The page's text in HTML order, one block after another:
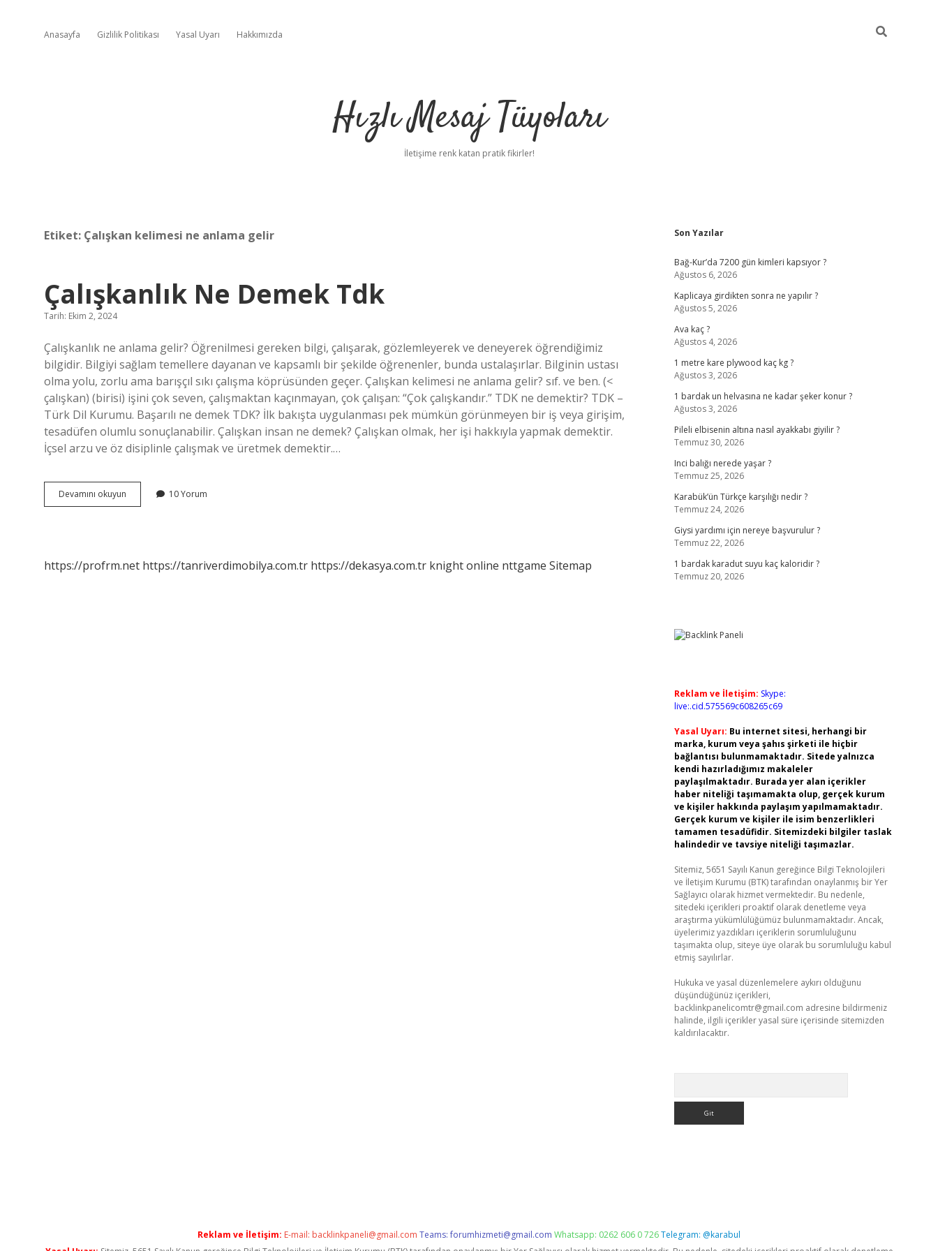
Anasayfa Gizlilik Politikası Yasal Uyarı Hakkımızda
Hızlı Mesaj Tüyoları
İletişime renk katan pratik fikirler!
Etiket: Çalışkan kelimesi ne anlama gelir
Çalışkanlık Ne Demek Tdk
Tarih: Ekim 2, 2024
Çalışkanlık ne anlama gelir? Öğrenilmesi gereken bilgi, çalışarak, gözlemleyerek ve deneyerek öğrendiğimiz
bilgidir. Bilgiyi sağlam temellere dayanan ve kapsamlı bir şekilde öğrenenler, bunda ustalaşırlar. Bilginin ustası
olma yolu, zorlu ama barışçıl sıkı çalışma köprüsünden geçer. Çalışkan kelimesi ne anlama gelir? sıf. ve ben. (<
çalışkan) (birisi) işini çok seven, çalışmaktan kaçınmayan, çok çalışan: “Çok çalışkandır.” TDK ne demektir? TDK –
Türk Dil Kurumu. Başarılı ne demek TDK? İlk bakışta uygulanması pek mümkün görünmeyen bir iş veya girişim,
tesadüfen olumlu sonuçlanabilir. Çalışkan insan ne demek? Çalışkan olmak, her işi hakkıyla yapmak demektir.
İçsel arzu ve öz disiplinle çalışmak ve üretmek demektir.…
Devamını okuyun Çalışkanlık
Ne
10 Yorum
https://profrm.net https://tanriverdimobilya.com.tr https://dekasya.com.tr knight online nttgame Sitemap
Sidebar
Son Yazılar
Bağ-Kur’da 7200 gün kimleri kapsıyor ?
Ağustos 6, 2026
Kaplicaya girdikten sonra ne yapılır ?
Ağustos 5, 2026
Ava kaç ?
Ağustos 4, 2026
1 metre kare plywood kaç kg ?
Ağustos 3, 2026
1 bardak un helvasına ne kadar şeker konur ?
Ağustos 3, 2026
Pileli elbisenin altına nasıl ayakkabı giyilir ?
Temmuz 30, 2026
Inci balığı nerede yaşar ?
Temmuz 25, 2026
Karabük’ün Türkçe karşılığı nedir ?
Temmuz 24, 2026
Giysi yardımı için nereye başvurulur ?
Temmuz 22, 2026
1 bardak karadut suyu kaç kaloridir ?
Temmuz 20, 2026
Reklam ve İletişim: Skype:
live:.cid.575569c608265c69
Yasal Uyarı: Bu internet sitesi, herhangi bir
marka, kurum veya şahıs şirketi ile hiçbir
bağlantısı bulunmamaktadır. Sitede yalnızca
kendi hazırladığımız makaleler
paylaşılmaktadır. Burada yer alan içerikler
haber niteliği taşımamakta olup, gerçek kurum
ve kişiler hakkında paylaşım yapılmamaktadır.
Gerçek kurum ve kişiler ile isim benzerlikleri
tamamen tesadüfidir. Sitemizdeki bilgiler taslak
halindedir ve tavsiye niteliği taşımazlar.
Sitemiz, 5651 Sayılı Kanun gereğince Bilgi Teknolojileri
ve İletişim Kurumu (BTK) tarafından onaylanmış bir Yer
Sağlayıcı olarak hizmet vermektedir. Bu nedenle,
sitedeki içerikleri proaktif olarak denetleme veya
araştırma yükümlülüğümüz bulunmamaktadır. Ancak,
üyelerimiz yazdıkları içeriklerin sorumluluğunu
taşımakta olup, siteye üye olarak bu sorumluluğu kabul
etmiş sayılırlar.
Hukuka ve yasal düzenlemelere aykırı olduğunu
düşündüğünüz içerikleri,
backlinkpanelicomtr@gmail.com adresine bildirmeniz
halinde, ilgili içerikler yasal süre içerisinde sitemizden
kaldırılacaktır.
Reklam ve İletişim: E-mail: backlinkpaneli@gmail.com Teams:forumhizmeti@gmail.com Whatsapp: 0262 606 0 726Telegram: @karabul